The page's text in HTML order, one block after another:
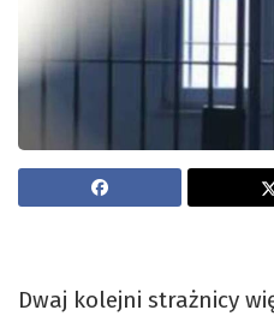
Dwaj kolejni strażnicy